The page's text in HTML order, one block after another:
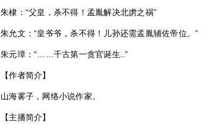
朱棣：“父皇，杀不得！孟胤解决北虏之祸”
朱允文：“皇爷爷，杀不得！儿孙还需孟胤辅佐帝位。”
朱元璋：“……千古第一贪官诞生..”
【作者简介】
山海雾子，网络小说作家。
【主播简介】